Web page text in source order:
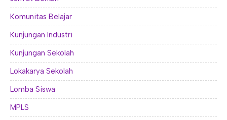
Komunitas Belajar
Kunjungan Industri
Kunjungan Sekolah
Lokakarya Sekolah
Lomba Siswa
MPLS